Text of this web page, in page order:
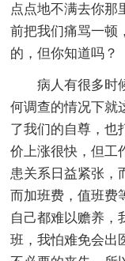
点点地不满去你那
前把我们痛骂一顿
的，但你知道吗？
病人有很多时候
何调查的情况下就
了我们的自尊，也
价上涨很快，但工
患关系日益紧张，
而加班费，值班费
自己都难以赡养，
班，我怕难免会出